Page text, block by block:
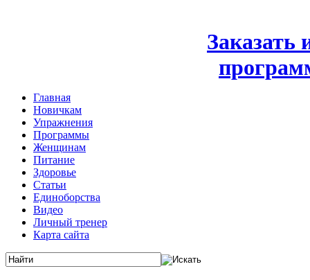
Заказать
Главная
Новичкам
Упражнения
Программы
Женщинам
Питание
Здоровье
Статьи
Единоборства
Видео
Личный тренер
Карта сайта